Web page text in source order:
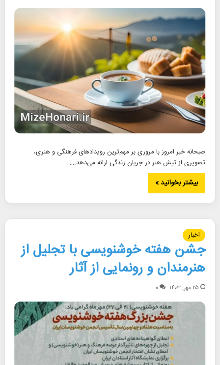
صبحانه خبر امروز با مروری بر مهم‌ترین رویدادهای فرهنگی و هنری،
تصویری از تپش هنر در جریان زندگی ارائه می‌دهد.…
بیشتر بخوانید »
اخبار
جشن هفته خوشنویسی با تجلیل از
هنرمندان و رونمایی از آثار
۲۵ مهر, ۱۴۰۳ ۰